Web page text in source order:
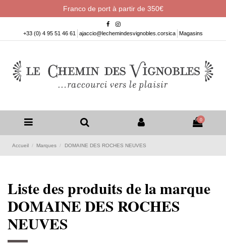
Franco de port à partir de 350€
+33 (0) 4 95 51 46 61 ajaccio@lechemindesvignobles.corsica Magasins
0
Accueil Marques DOMAINE DES ROCHES NEUVES
Liste des produits de la marque
DOMAINE DES ROCHES
NEUVES